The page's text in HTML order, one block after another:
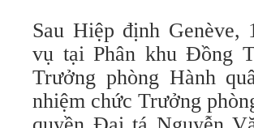
Sau Hiệp định Genève,
vụ tại Phân khu Đồng
Trưởng phòng Hành
nhiệm chức Trưởng